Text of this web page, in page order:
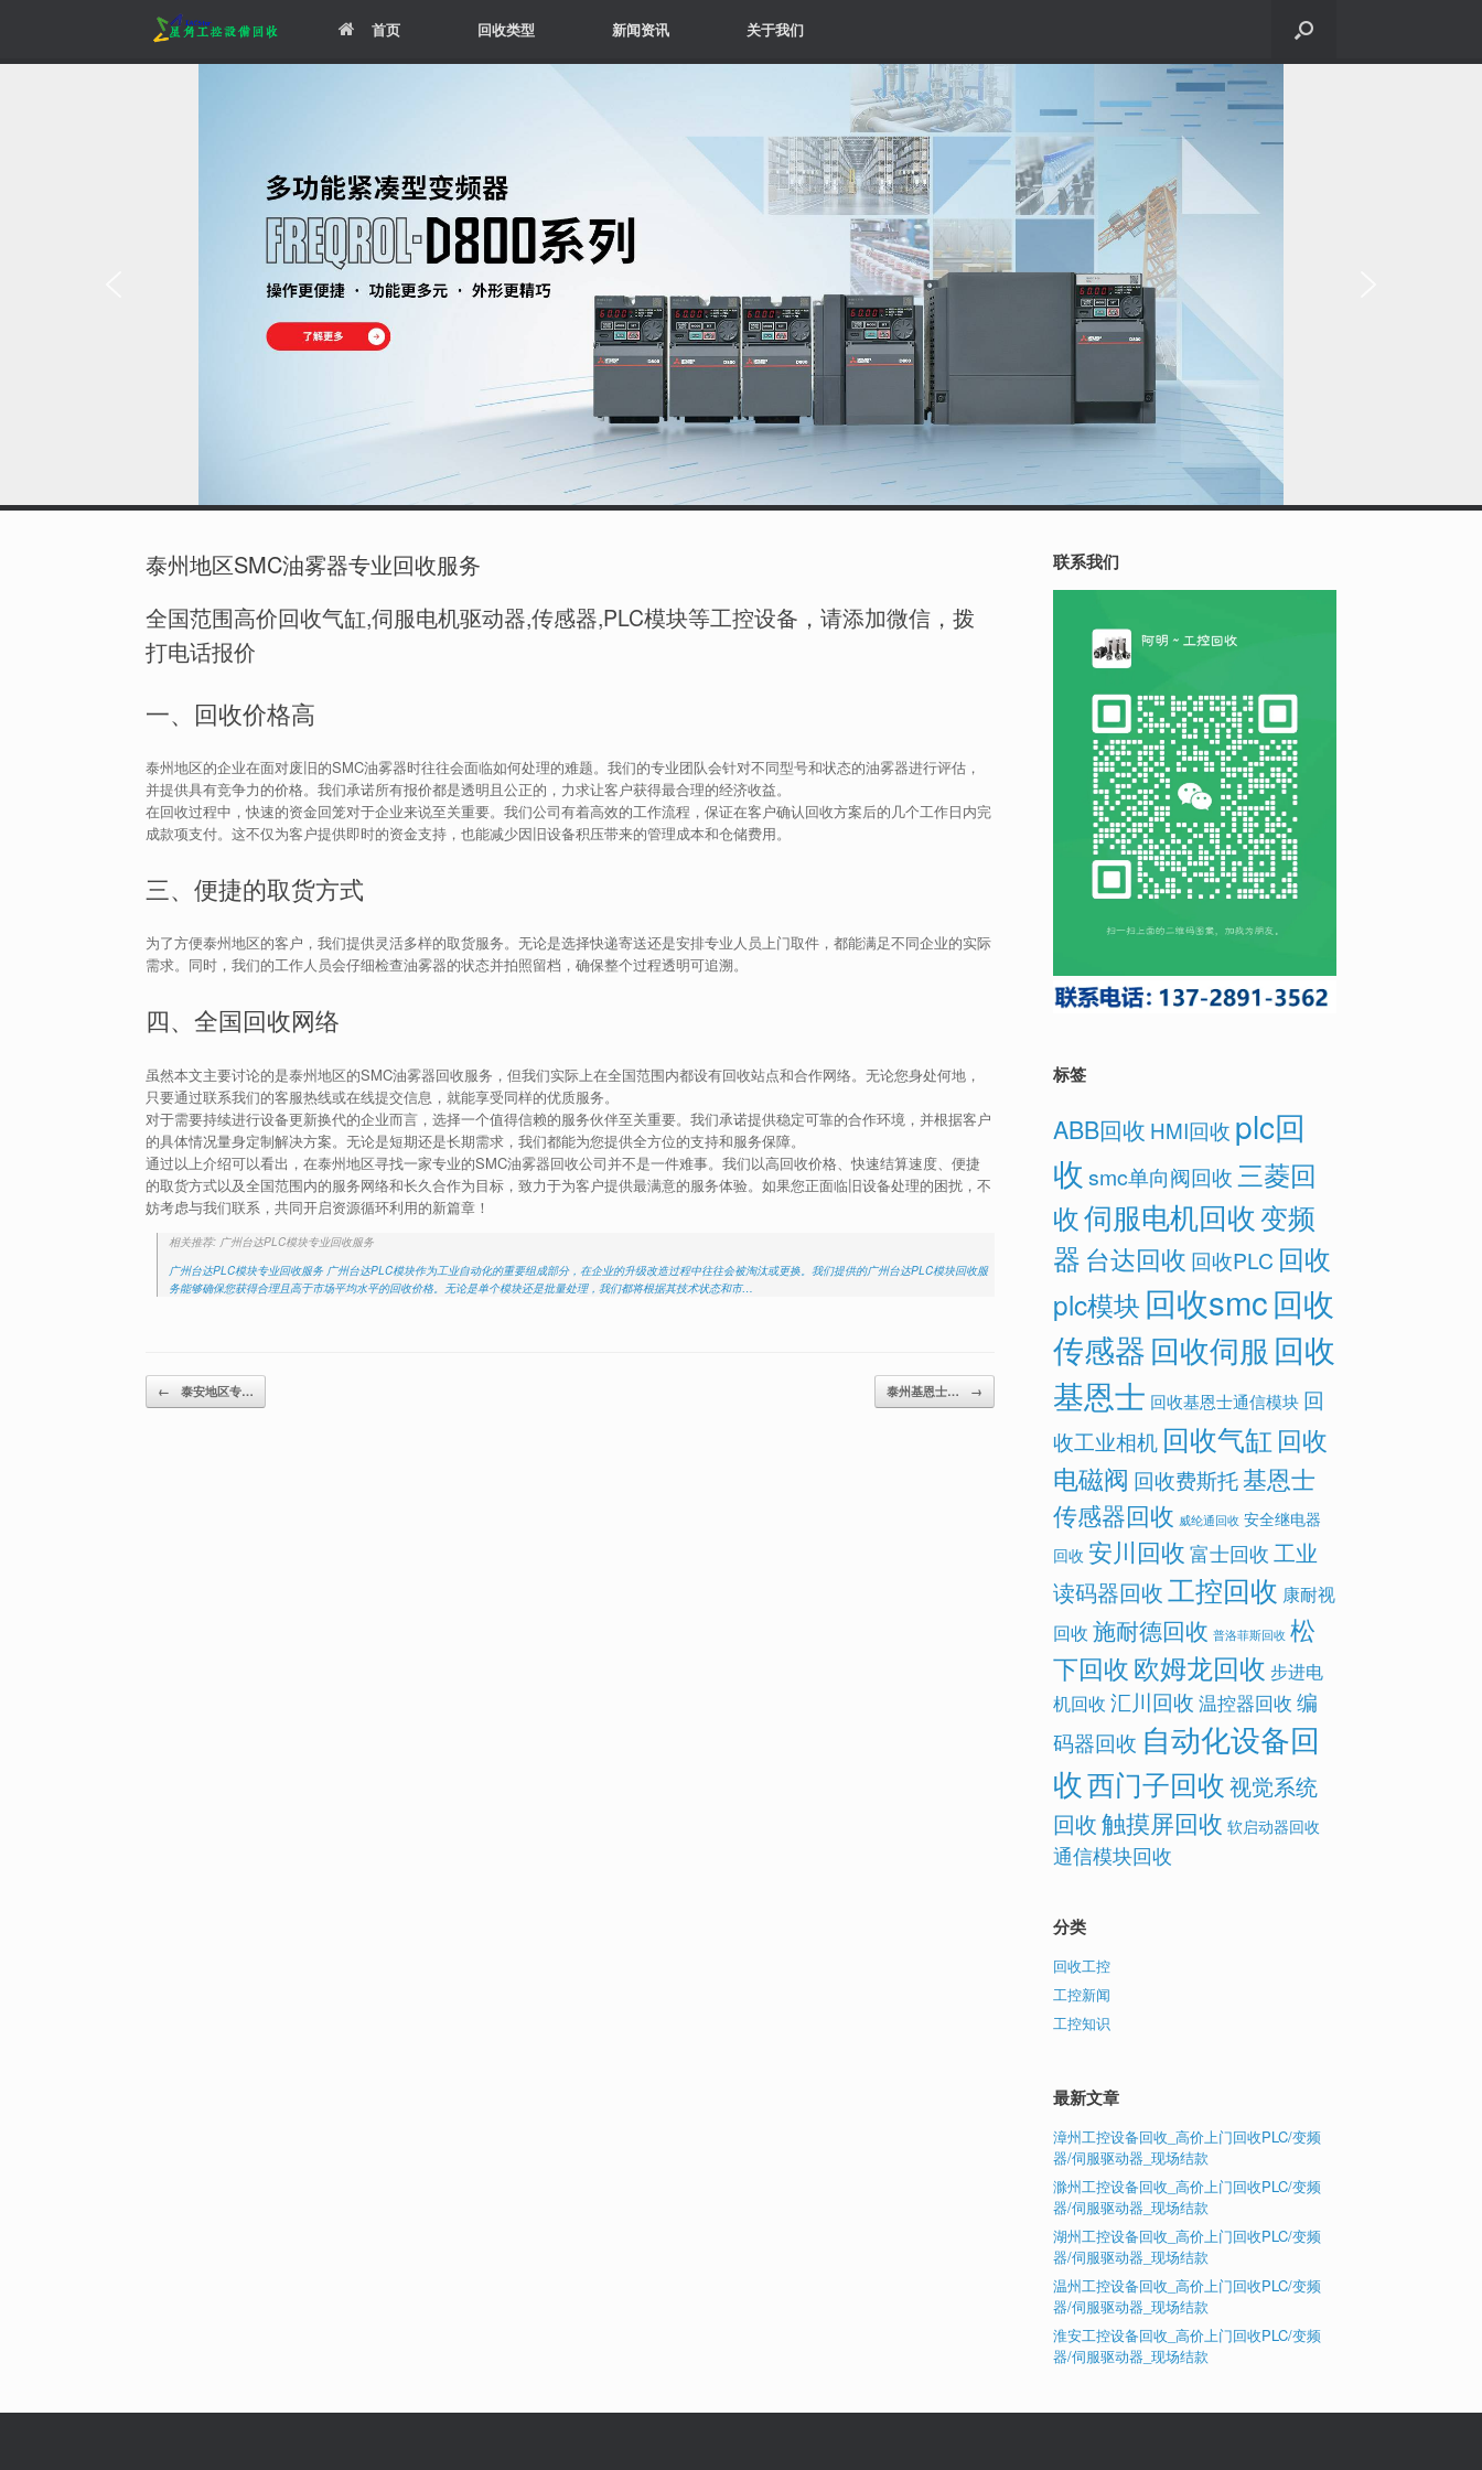
首页 回收类型 新闻资讯 关于我们
泰州地区SMC油雾器专业回收服务
全国范围高价回收气缸,伺服电机驱动器,传感器,PLC模块等工控设备，请添加微信，拨
打电话报价
一、回收价格高
泰州地区的企业在面对废旧的SMC油雾器时往往会面临如何处理的难题。我们的专业团队会针对不同型号和状态的油雾器进行评估，
并提供具有竞争力的价格。我们承诺所有报价都是透明且公正的，力求让客户获得最合理的经济收益。
在回收过程中，快速的资金回笼对于企业来说至关重要。我们公司有着高效的工作流程，保证在客户确认回收方案后的几个工作日内完
成款项支付。这不仅为客户提供即时的资金支持，也能减少因旧设备积压带来的管理成本和仓储费用。
三、便捷的取货方式
为了方便泰州地区的客户，我们提供灵活多样的取货服务。无论是选择快递寄送还是安排专业人员上门取件，都能满足不同企业的实际
需求。同时，我们的工作人员会仔细检查油雾器的状态并拍照留档，确保整个过程透明可追溯。
四、全国回收网络
虽然本文主要讨论的是泰州地区的SMC油雾器回收服务，但我们实际上在全国范围内都设有回收站点和合作网络。无论您身处何地，
只要通过联系我们的客服热线或在线提交信息，就能享受同样的优质服务。
对于需要持续进行设备更新换代的企业而言，选择一个值得信赖的服务伙伴至关重要。我们承诺提供稳定可靠的合作环境，并根据客户
的具体情况量身定制解决方案。无论是短期还是长期需求，我们都能为您提供全方位的支持和服务保障。
通过以上介绍可以看出，在泰州地区寻找一家专业的SMC油雾器回收公司并不是一件难事。我们以高回收价格、快速结算速度、便捷
的取货方式以及全国范围内的服务网络和长久合作为目标，致力于为客户提供最满意的服务体验。如果您正面临旧设备处理的困扰，不
妨考虑与我们联系，共同开启资源循环利用的新篇章！
相关推荐: 广州台达PLC模块专业回收服务
广州台达PLC模块专业回收服务 广州台达PLC模块作为工业自动化的重要组成部分，在企业的升级改造过程中往往会被淘汰或更换。我们提供的广州台达PLC模块回收服
务能够确保您获得合理且高于市场平均水平的回收价格。无论是单个模块还是批量处理，我们都将根据其技术状态和市…
Post navigation
← 泰安地区专… 泰州基恩士… →
联系我们
标签
ABB回收 HMI回收 plc回
收 smc单向阀回收三菱回
收伺服电机回收变频
器 台达回收 回收PLC 回收
plc模块 回收smc回收
传感器回收伺服 回收
基恩士 回收基恩士通信模块 回
收工业相机 回收气缸 回收
电磁阀 回收费斯托基恩士
传感器回收 威纶通回收 安全继电器
回收 安川回收 富士回收 工业
读码器回收工控回收 康耐视
回收 施耐德回收 普洛菲斯回收 松
下回收欧姆龙回收 步进电
机回收 汇川回收 温控器回收 编
码器回收 自动化设备回
收西门子回收视觉系统
回收触摸屏回收 软启动器回收
通信模块回收
分类
回收工控
工控新闻
工控知识
最新文章
漳州工控设备回收_高价上门回收PLC/变频
器/伺服驱动器_现场结款
滁州工控设备回收_高价上门回收PLC/变频
器/伺服驱动器_现场结款
湖州工控设备回收_高价上门回收PLC/变频
器/伺服驱动器_现场结款
温州工控设备回收_高价上门回收PLC/变频
器/伺服驱动器_现场结款
淮安工控设备回收_高价上门回收PLC/变频
器/伺服驱动器_现场结款